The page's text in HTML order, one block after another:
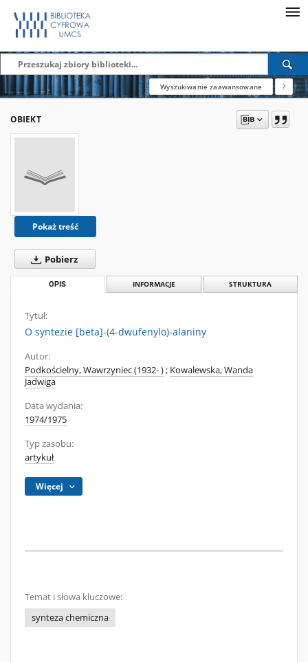
Wyszukiwanie zaawansowane ?
OBIEKT
Pokaż treść
Pobierz
OPIS INFORMACJE STRUKTURA
Tytuł:
O syntezie [beta]-(4-dwufenylo)-alaniny
Autor:
Podkościelny, Wawrzyniec (1932- ); Kowalewska, Wanda
Jadwiga
Data wydania:
1974/1975
Typ zasobu:
artykuł
Więcej
Temat i słowa kluczowe:
synteza chemiczna